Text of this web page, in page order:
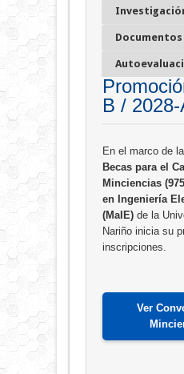
Documentos
B / 2028-
En el marco de la
Becas para el
Minciencias
en Ingeniería
(MaIE)de la
Nariño inicia su
inscripciones.
Ver